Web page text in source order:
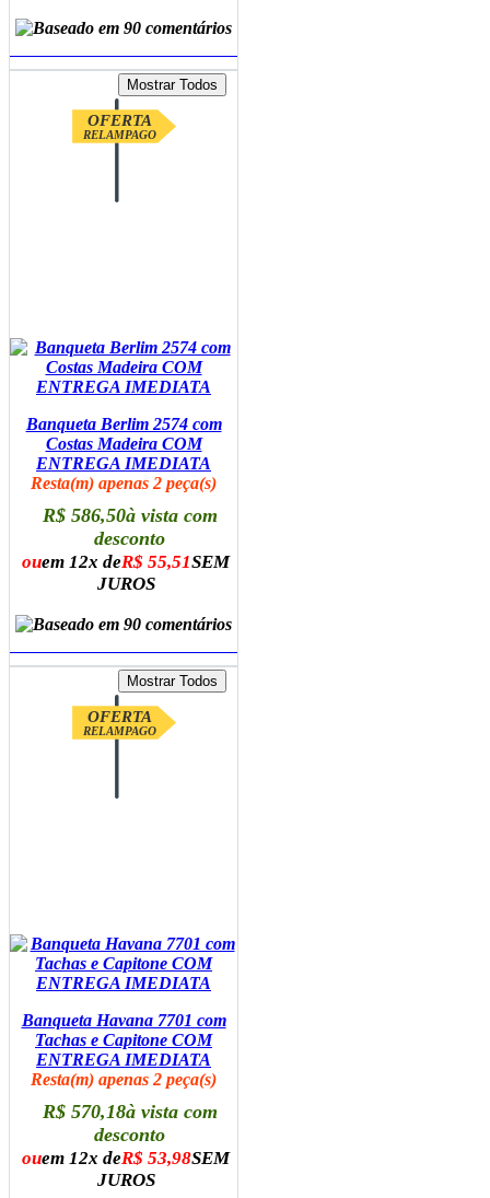
OFERTA
RELAMPAGO
Banqueta Berlim 2574 com
Costas Madeira COM
ENTREGA IMEDIATA
Resta(m) apenas 2 peça(s)
R$ 586,50à vista com
desconto
ouem 12x deR$ 55,51SEM
JUROS
OFERTA
RELAMPAGO
Banqueta Havana 7701 com
Tachas e Capitone COM
ENTREGA IMEDIATA
Resta(m) apenas 2 peça(s)
R$ 570,18à vista com
desconto
ouem 12x deR$ 53,98SEM
JUROS